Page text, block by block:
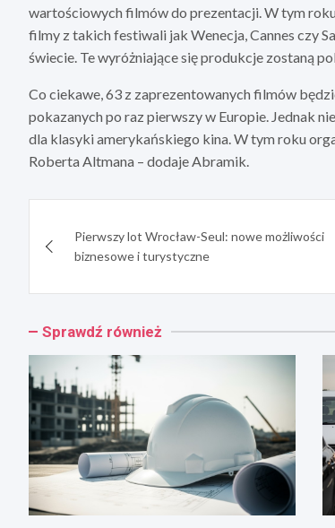
wartościowych filmów do prezentacji. W tym
filmy z takich festiwali jak Wenecja, Cannes czy
świecie. Te wyróżniające się produkcje zostaną
Co ciekawe, 63 z zaprezentowanych filmów
pokazanych po raz pierwszy w Europie. Jednak
dla klasyki amerykańskiego kina. W tym roku
Roberta Altmana – dodaje Abramik.
wpisuPierwszy lot Wrocław-Seul: nowe możliwości
biznesowe i turystyczne
Sprawdź również